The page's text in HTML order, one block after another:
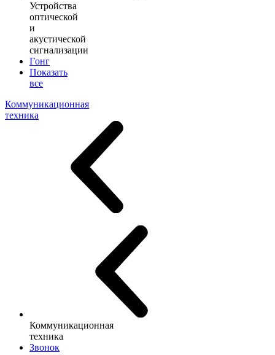
Устройства
оптической
и
акустической
сигнализации
Гонг
Показать
все
Коммуникационная
техника
Коммуникационная
техника
Звонок